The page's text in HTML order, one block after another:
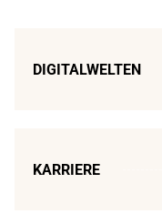
DIGITALWELTEN
KARRIERE